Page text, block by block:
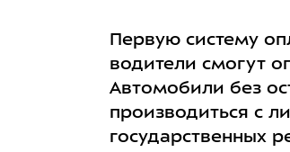
Первую систему
водители смогут
Автомобили без
производиться с
государственных